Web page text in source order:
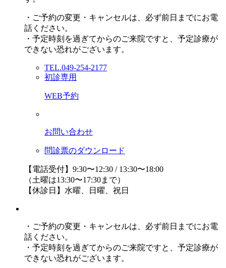
・ご予約の変更・キャンセルは、必ず前日までにお電
話ください。
・予定時刻を過ぎてからのご来院ですと、予定診療が
できない恐れがございます。
TEL.049-254-2177
初診専用
WEB予約
お問い合わせ
問診票のダウンロード
【電話受付】9:30〜12:30 / 13:30〜18:00
（土曜は13:30〜17:30まで）
【休診日】水曜、日曜、祝日
・ご予約の変更・キャンセルは、必ず前日までにお電
話ください。
・予定時刻を過ぎてからのご来院ですと、予定診療が
できない恐れがございます。